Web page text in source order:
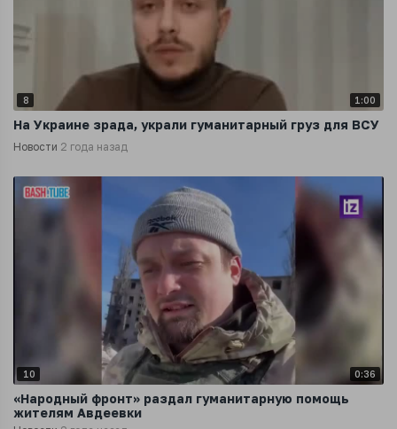
8 1:00
На Украине зрада, украли гуманитарный груз для ВСУ
Новости 2 года назад
10 0:36
«Народный фронт» раздал гуманитарную помощь
жителям Авдеевки